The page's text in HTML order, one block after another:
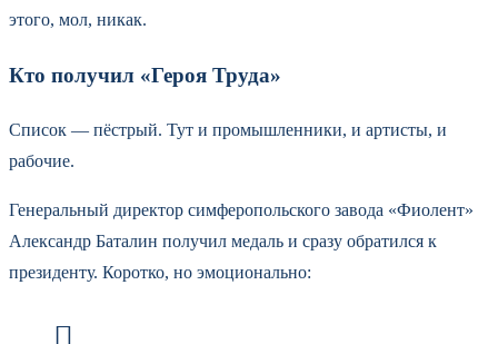
этого, мол, никак.
Кто получил «Героя Труда»
Список — пёстрый. Тут и промышленники, и артисты, и
рабочие.
Генеральный директор симферопольского завода «Фиолент»
Александр Баталин получил медаль и сразу обратился к
президенту. Коротко, но эмоционально: